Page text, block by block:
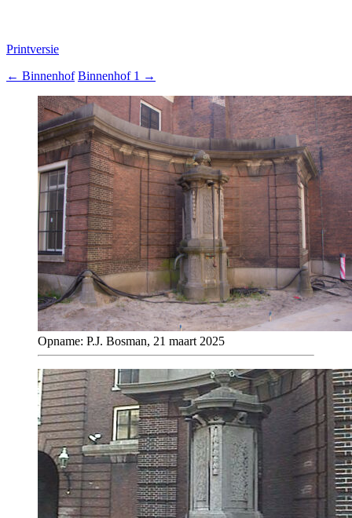
Printversie
← Binnenhof Binnenhof 1 →
Opname: P.J. Bosman, 21 maart 2025